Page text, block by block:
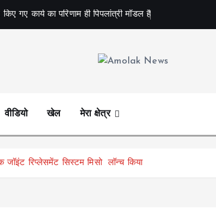
गए कार्य का परिणाम ही पिपलांत्री मॉडल है
वीडियो खेल मेरा क्षेत्र
जॉइंट रिप्लेसमेंट सिस्टम मिसो लॉन्च किया